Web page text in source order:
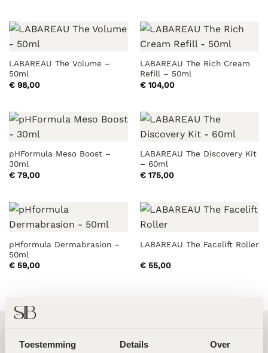
Toestemming Details Over
LABAREAU The Volume –
50ml
€98,00
LABAREAU The Rich Cream
Refill – 50ml
€104,00
pHFormula Meso Boost –
30ml
€79,00
LABAREAU The Discovery Kit
– 60ml
€175,00
pHformula Dermabrasion –
50ml
€59,00
LABAREAU The Facelift Roller
€55,00